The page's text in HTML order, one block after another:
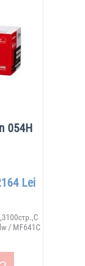
054H
Lei
/ MF641C